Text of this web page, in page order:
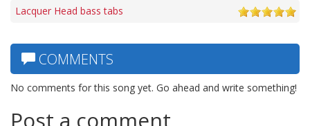
Lacquer Head bass tabs
COMMENTS
No comments for this song yet. Go ahead and write something!
Post a comment